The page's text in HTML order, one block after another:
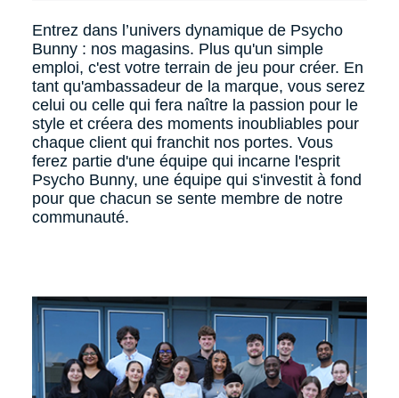
Entrez dans l’univers dynamique de Psycho
Bunny : nos magasins. Plus qu'un simple
emploi, c'est votre terrain de jeu pour créer. En
tant qu'ambassadeur de la marque, vous serez
celui ou celle qui fera naître la passion pour le
style et créera des moments inoubliables pour
chaque client qui franchit nos portes. Vous
ferez partie d'une équipe qui incarne l'esprit
Psycho Bunny, une équipe qui s'investit à fond
pour que chacun se sente membre de notre
communauté.